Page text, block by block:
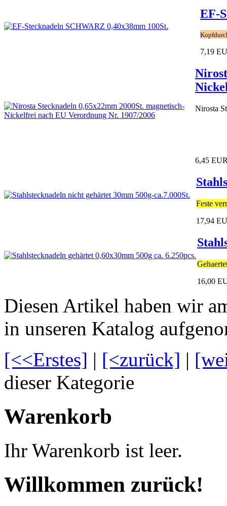
EF-
7,19
Nirosta
6,45
Feste
17,94
16,00
Diesen Artikel haben wir
in unseren Katalog
[<<Erstes] | [<zurück] |
dieser Kategorie
Warenkorb
Ihr Warenkorb ist leer.
Willkommen zurück!